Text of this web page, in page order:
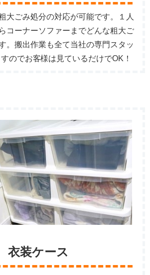
大ごみ処分の対応が可能です。１人
コーナーソファーまでどんな粗大ご
。搬出作業も全て当社の専門スタッ
のでお客様は見ているだけでOK！
衣装ケース